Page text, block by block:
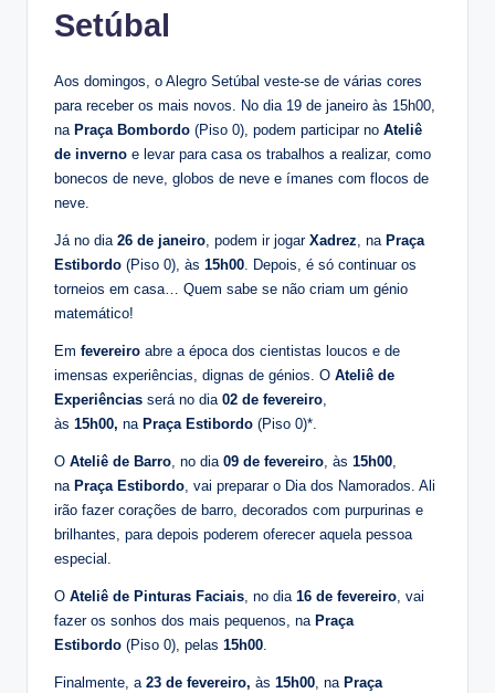
Setúbal
Aos domingos, o Alegro Setúbal veste-se de várias cores
para receber os mais novos. No dia 19 de janeiro às 15h00,
na Praça Bombordo (Piso 0), podem participar no Ateliê
de inverno e levar para casa os trabalhos a realizar, como
bonecos de neve, globos de neve e ímanes com flocos de
neve.
Já no dia 26 de janeiro , podem ir jogarXadrez , na Praça
Estibordo (Piso 0), às 15h00 . Depois, é só continuar os
torneios em casa… Quem sabe se não criam um génio
matemático!
Em fevereiro abre a época dos cientistas loucos e de
imensas experiências, dignas de génios. O Ateliê de
Experiências será no dia 02 de fevereiro
às 15h00, na Praça Estibordo (Piso 0)*.
O Ateliê de Barro , no dia 09 de fevereiro , às 15h00
na Praça Estibordo , vai preparar o Dia dos Namorados. Ali
irão fazer corações de barro, decorados com purpurinas e
brilhantes, para depois poderem oferecer aquela pessoa
especial.
O Ateliê de Pinturas Faciais , no dia 16 de fevereiro , vai
fazer os sonhos dos mais pequenos, na Praça
Estibordo (Piso 0), pelas 15h00
Finalmente, a 23 de fevereiro, às 15h00 , na Praça